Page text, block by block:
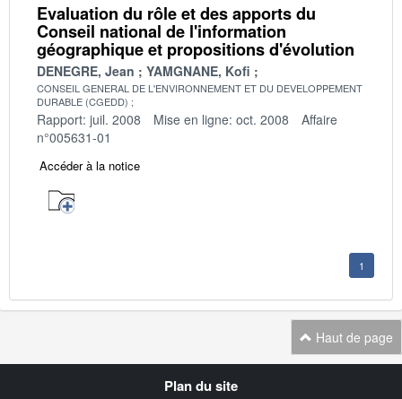
Evaluation du rôle et des apports du
Conseil national de l'information
géographique et propositions d'évolution
DENEGRE, Jean YAMGNANE, Kofi
CONSEIL GENERAL DE L'ENVIRONNEMENT ET DU DEVELOPPEMENT
DURABLE (CGEDD)
Rapport: juil. 2008 Mise en ligne: oct. 2008
Affaire
n°005631-01
Accéder à la notice
1
Haut de page
Plan du site